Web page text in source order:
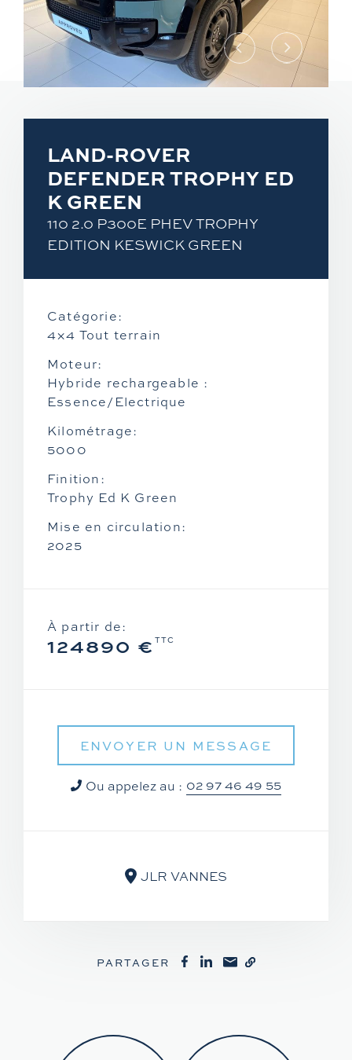
Hyundai
Mazda
Xpeng
Mitsubishi
Suzuki
Piaggio
Vespa
Aprilia
Moto Guzzi
KTM
Zontes
Rayvolt
Vans aménagés
Hanroad
LAND-ROVER
DEFENDER TROPHY ED
K GREEN
110 2.0 P300E PHEV TROPHY
EDITION KESWICK GREEN
Catégorie:
4×4 Tout terrain
Moteur:
Hybride rechargeable :
Essence/Electrique
Kilométrage:
5000
Finition:
Trophy Ed K Green
Mise en circulation:
2025
À partir de:
124890 € TTC
ENVOYER UN MESSAGE
Ou appelez au : 02 97 46 49 55
JLR VANNES
PARTAGER